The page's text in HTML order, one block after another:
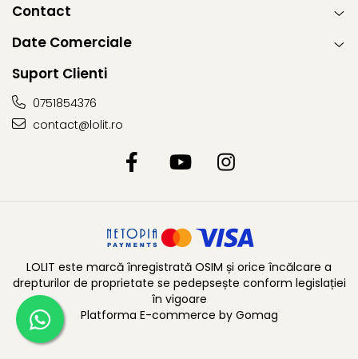
Contact
Date Comerciale
Suport Clienti
0751854376
contact@lolit.ro
LOLIT este marcă înregistrată OSIM și orice încălcare a
drepturilor de proprietate se pedepsește conform legislației
în vigoare
Platforma E-commerce by Gomag